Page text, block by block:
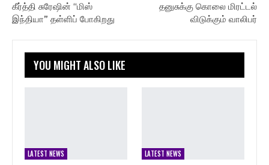
கீர்த்தி சுரேஷின் “மிஸ்
இந்தியா” தள்ளிப் போகிறது
தனுசுக்கு கொலை மிரட்டல்
விடுக்கும் வாலிபர்
YOU MIGHT ALSO LIKE
LATEST NEWS LATEST NEWS